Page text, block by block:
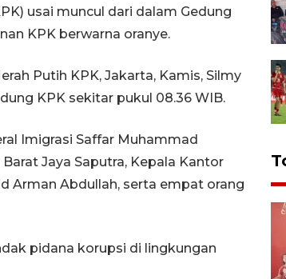
usai muncul dari dalam Gedung
KPK berwarna oranye.
Putih KPK, Jakarta, Kamis, Silmy
KPK sekitar pukul 08.36 WIB.
Imigrasi Saffar Muhammad
Jaya Saputra, Kepala Kantor
Arman Abdullah, serta empat orang
pidana korupsi di lingkungan